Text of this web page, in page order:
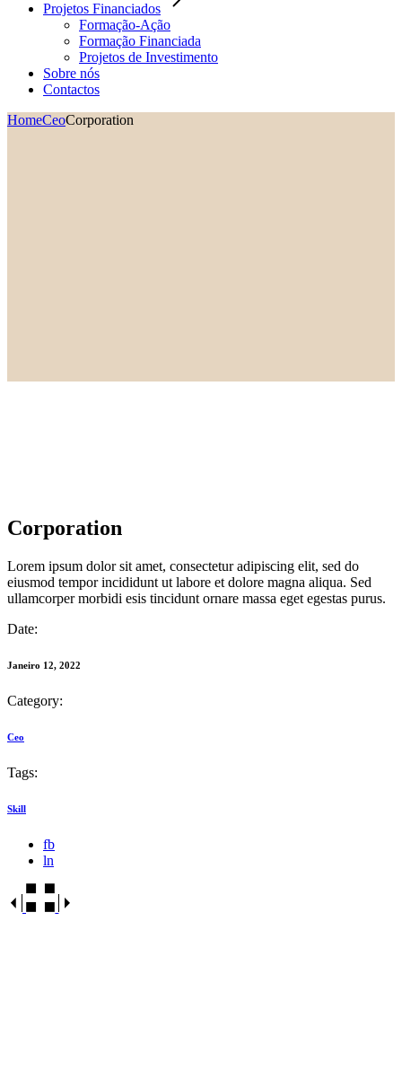
Projetos Financiados
Formação-Ação
Formação Financiada
Projetos de Investimento
Sobre nós
Contactos
HomeCeoCorporation
Corporation
Lorem ipsum dolor sit amet, consectetur adipiscing elit, sed do
eiusmod tempor incididunt ut labore et dolore magna aliqua. Sed
ullamcorper morbidi esis tincidunt ornare massa eget egestas purus.
Date:
Janeiro 12, 2022
Category:
Ceo
Tags:
Skill
fb
ln